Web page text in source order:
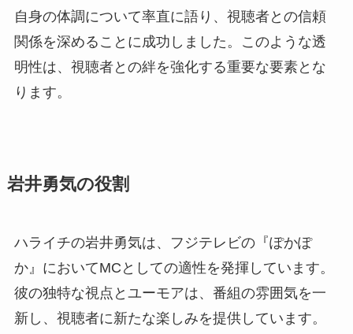
自身の体調について率直に語り、視聴者との信頼
関係を深めることに成功しました。このような透
明性は、視聴者との絆を強化する重要な要素とな
ります。
岩井勇気の役割
ハライチの岩井勇気は、フジテレビの『ぽかぽ
か』においてMCとしての適性を発揮しています。
彼の独特な視点とユーモアは、番組の雰囲気を一
新し、視聴者に新たな楽しみを提供しています。